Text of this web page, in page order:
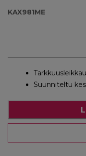
KAX981ME
Suunniteltu